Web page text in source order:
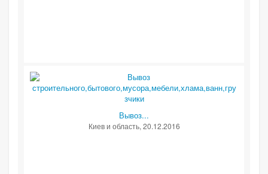
Вывоз...
Киев и область, 20.12.2016